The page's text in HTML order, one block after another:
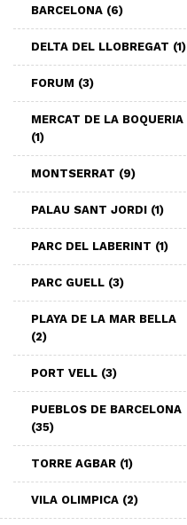
BARCELONA (6)
DELTA DEL LLOBREGAT (1)
FORUM (3)
MERCAT DE LA BOQUERIA
(1)
MONTSERRAT (9)
PALAU SANT JORDI (1)
PARC DEL LABERINT (1)
PARC GUELL (3)
PLAYA DE LA MAR BELLA
(2)
PORT VELL (3)
PUEBLOS DE BARCELONA
(35)
TORRE AGBAR (1)
VILA OLIMPICA (2)